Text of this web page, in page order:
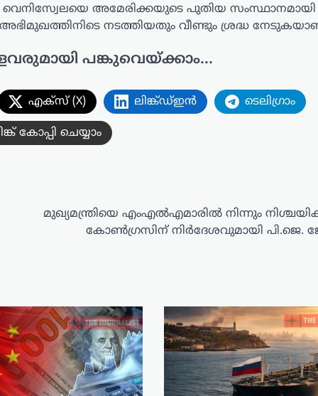
വെനിസ്വേലയെ അമേരിക്കയുടെ പുതിയ
നടത്തിയതും വീണ്ടും ശ്രദ്ധ
പങ്കുവെയ്ക്കാം...
എക്സ് (X) ലിങ്ക്ഡ്ഇൻ ടെലിഗ്രാം
കോപ്പി ചെയ്യാം
മുഖ്യമന്ത്രിയെ എംഎൽഎമാരിൽ നിന്നും
കോൺഗ്രസിന് നിർദേശവുമായി